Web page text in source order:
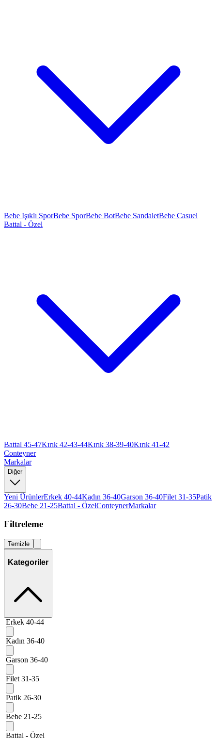
Bebe Işıklı SporBebe SporBebe BotBebe SandaletBebe Casuel
Battal - Özel
Battal 45-47Kırık 42-43-44Kırık 38-39-40Kırık 41-42
Conteyner
Markalar
Diğer
Yeni ÜrünlerErkek 40-44Kadın 36-40Garson 36-40Filet 31-35Patik
26-30Bebe 21-25Battal - ÖzelConteynerMarkalar
Filtreleme
Temizle
Kategoriler
Erkek 40-44
Kadın 36-40
Garson 36-40
Filet 31-35
Patik 26-30
Bebe 21-25
Battal - Özel